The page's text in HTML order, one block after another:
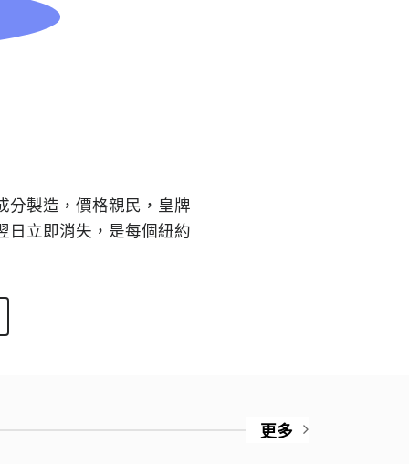
分製造，價格親民，皇牌
日立即消失，是每個紐約
更多